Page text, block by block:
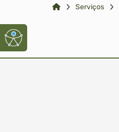
Serviços